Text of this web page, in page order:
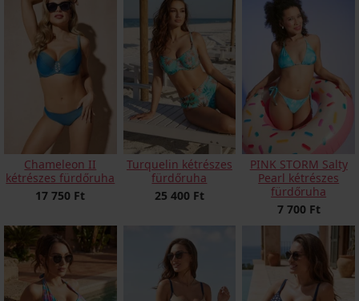
Chameleon II
kétrészes fürdőruha
17 750 Ft
Turquelin kétrészes
fürdőruha
25 400 Ft
PINK STORM Salty
Pearl kétrészes
fürdőruha
7 700 Ft